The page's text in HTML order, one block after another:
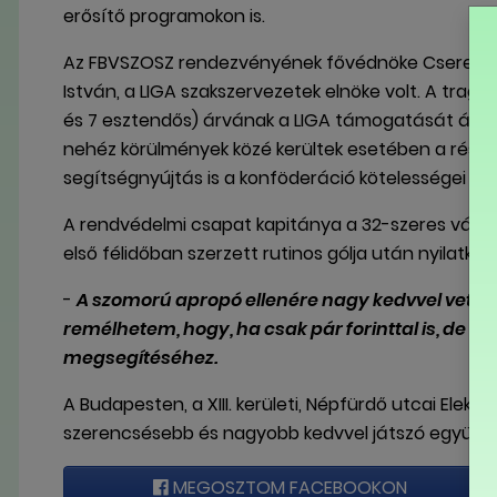
erősítő programokon is.
Az FBVSZOSZ rendezvényének fővédnöke Csere
István, a LIGA szakszervezetek elnöke volt. A
és 7 esztendős) árvának a LIGA támogatását
nehéz körülmények közé kerültek esetében a
segítségnyújtás is a konföderáció kötelességei
A rendvédelmi csapat kapitánya a 32-szeres
első félidőban szerzett rutinos gólja után
-A szomorú apropó ellenére nagy kedvvel
remélhetem, hogy, ha csak pár forinttal is, de
megsegítéséhez.
A Budapesten, a XIII. kerületi, Népfürdő utcai
szerencsésebb és nagyobb kedvvel játszó
MEGOSZTOM FACEBOOKON